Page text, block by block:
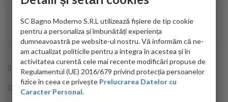
Sofrone Viviana -28.07.2026
Info Bagno
Cumparaturi
SC Bagno Moderno S.R.L utilizează fișiere de tip cookie
pentru a personaliza și îmbunătăți experiența
dumneavoastră pe website-ul nostru. Vă informăm că ne-
am actualizat politicile pentru a integra în acestea și în
activitatea curentă cele mai recente modificări propuse de
Regulamentul (UE) 2016/679 privind protecția persoanelor
fizice în ceea ce privește Prelucrarea Datelor cu
Caracter Personal.